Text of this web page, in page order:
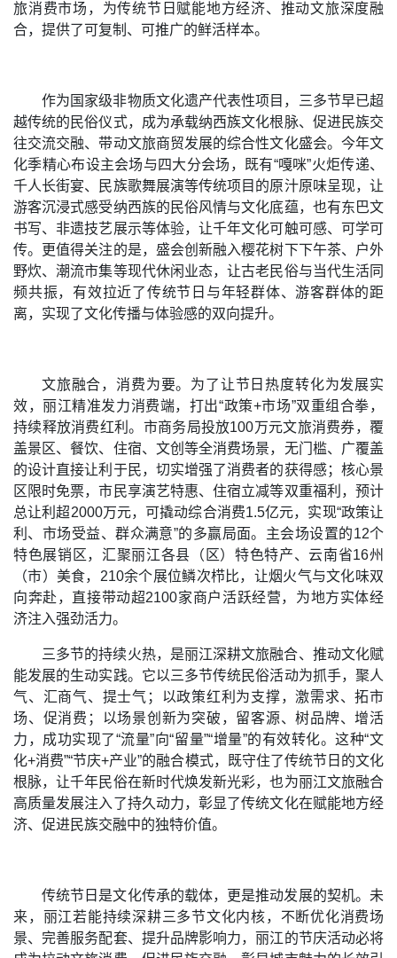
旅消费市场，为传统节日赋能地方经济、推动文旅深度融
合，提供了可复制、可推广的鲜活样本。
作为国家级非物质文化遗产代表性项目，三多节早已超
越传统的民俗仪式，成为承载纳西族文化根脉、促进民族交
往交流交融、带动文旅商贸发展的综合性文化盛会。今年文
化季精心布设主会场与四大分会场，既有“嘎咪”火炬传递、
千人长街宴、民族歌舞展演等传统项目的原汁原味呈现，让
游客沉浸式感受纳西族的民俗风情与文化底蕴，也有东巴文
书写、非遗技艺展示等体验，让千年文化可触可感、可学可
传。更值得关注的是，盛会创新融入樱花树下下午茶、户外
野炊、潮流市集等现代休闲业态，让古老民俗与当代生活同
频共振，有效拉近了传统节日与年轻群体、游客群体的距
离，实现了文化传播与体验感的双向提升。
文旅融合，消费为要。为了让节日热度转化为发展实
效，丽江精准发力消费端，打出“政策+市场”双重组合拳，
持续释放消费红利。市商务局投放100万元文旅消费券，覆
盖景区、餐饮、住宿、文创等全消费场景，无门槛、广覆盖
的设计直接让利于民，切实增强了消费者的获得感；核心景
区限时免票，市民享演艺特惠、住宿立减等双重福利，预计
总让利超2000万元，可撬动综合消费1.5亿元，实现“政策让
利、市场受益、群众满意”的多赢局面。主会场设置的12个
特色展销区，汇聚丽江各县（区）特色特产、云南省16州
（市）美食，210余个展位鳞次栉比，让烟火气与文化味双
向奔赴，直接带动超2100家商户活跃经营，为地方实体经
济注入强劲活力。
三多节的持续火热，是丽江深耕文旅融合、推动文化赋
能发展的生动实践。它以三多节传统民俗活动为抓手，聚人
气、汇商气、提士气；以政策红利为支撑，激需求、拓市
场、促消费；以场景创新为突破，留客源、树品牌、增活
力，成功实现了“流量”向“留量”“增量”的有效转化。这种“文
化+消费”“节庆+产业”的融合模式，既守住了传统节日的文化
根脉，让千年民俗在新时代焕发新光彩，也为丽江文旅融合
高质量发展注入了持久动力，彰显了传统文化在赋能地方经
济、促进民族交融中的独特价值。
传统节日是文化传承的载体，更是推动发展的契机。未
来，丽江若能持续深耕三多节文化内核，不断优化消费场
景、完善服务配套、提升品牌影响力，丽江的节庆活动必将